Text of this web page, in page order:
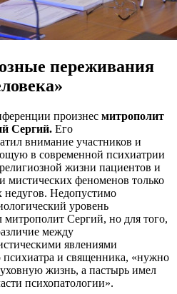
переживания
произнес митрополит
Сергий. Его
внимание участников и
в современной психиатрии
жизни пациентов и
мистических феноменов только
недугов. Недопустимо
уровень
митрополит Сергий, но для того,
между
явлениями
психиатра и священника, «нужно
жизнь, а пастырь имел
психопатологии».